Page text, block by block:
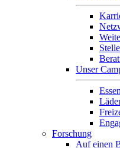
Unser
Forschung
Auf einen